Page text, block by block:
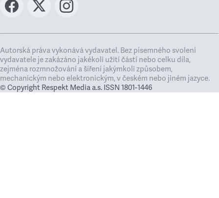
Autorská práva vykonává vydavatel. Bez písemného svolení
vydavatele je zakázáno jakékoli užití částí nebo celku díla,
zejména rozmnožování a šíření jakýmkoli způsobem,
mechanickým nebo elektronickým, v českém nebo jiném jazyce.
© Copyright Respekt Media a.s. ISSN 1801-1446